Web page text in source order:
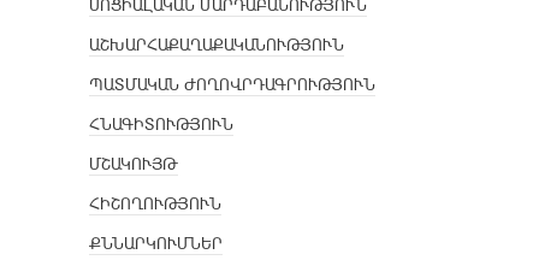
ՍՈՑԻԱԼԱԿԱՆ ՄԱՐԴԱԲԱՆՈՒԹՅՈՒՆ
ԱՇԽԱՐՀԱՔԱՂԱՔԱԿԱՆՈՒԹՅՈՒՆ
ՊԱՏՄԱԿԱՆ ԺՈՂՈՎՐԴԱԳՐՈՒԹՅՈՒՆ
ՀՆԱԳԻՏՈՒԹՅՈՒՆ
ՄՇԱԿՈՒՅԹ
ՀԻՇՈՂՈՒԹՅՈՒՆ
ՔՆՆԱՐԿՈՒՄՆԵՐ